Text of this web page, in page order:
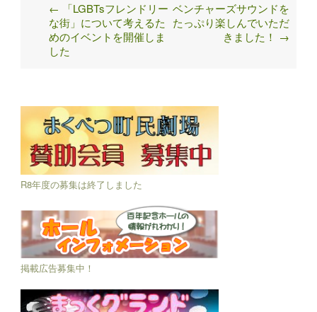
Post
navigation
←
「LGBTsフレンドリー
な街」について考えるた
めのイベントを開催しま
した
ベンチャーズサウンドを
たっぷり楽しんでいただ
きました！ →
R8年度の募集は終了しました
掲載広告募集中！